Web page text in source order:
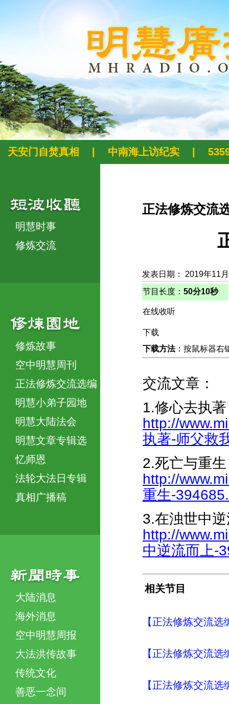
天安门自焚真相 中南海上访纪实
明慧时事
修炼交流
修炼故事
空中明慧周刊
正法修炼交流选编
明慧小弟子园地
明慧大陆法会
明慧文章专辑选
忆师恩
法轮大法日专辑
真相广播稿
大陆消息
海外消息
空中明慧周报
大法洪传故事
传统文化
善恶一念间
正法修炼交流
发表日期： 2019年11
节目长度： 50分10秒
在线收听
下载
下载方法：按鼠标器右
交流文章：
1.修心去执
http://
执著-师父救
2.死亡与重生
http://
重生-
3.在浊世中
http://
中逆流而上-
相关节目
【正法修炼交流
【正法修炼交流
【正法修炼交流